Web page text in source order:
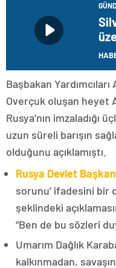
Başbakan
Overçuk oluşan heyet
Rusya’nın imzaladığı
uzun süreli barışın
olduğunu açıklamıştı.
Rusya Devlet
sorunu’ ifadesini bir
şeklindeki
“Ben de bu sözleri
Umarım Dağlık
kalkınmadan,